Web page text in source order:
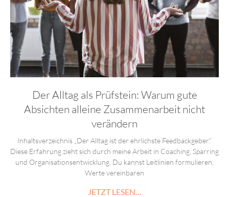
Der Alltag als Prüfstein: Warum gute
Absichten alleine Zusammenarbeit nicht
verändern
Inhaltsverzeichnis „Der Alltag ist der ehrlichste Feedbackgeber.“
Diese Erfahrung zieht sich durch meine Arbeit in Coaching, Sparring
und Organisationsentwicklung. Du kannst Leitlinien formulieren,
Werte vereinbaren
JETZT LESEN…